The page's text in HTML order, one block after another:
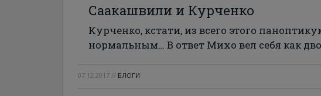
Саакашвили и Курченко
Курченко, кстати, из всего этого
нормальным… В ответ Михо вел себя как
07.12.2017 // БЛОГИ